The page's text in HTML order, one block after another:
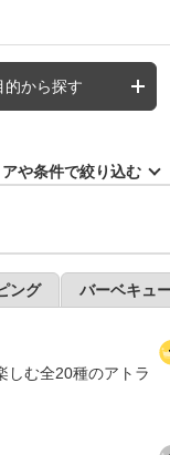
的から探す
や条件で絞り込む
ング バーベキュ
しむ全20種のアトラ